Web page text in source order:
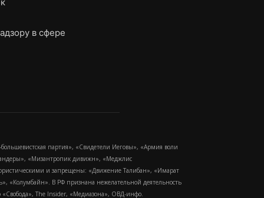
в сфере
партия», «Свидетели Иеговы», «Армия воли
«Мизантропик дивижн», «Меджлис
и запрещены: «Движение Талибан», «Имарат
«Колумбайн». В РФ признана нежелательной деятельность
The Insider, «Медиазона», ОВД-инфо.